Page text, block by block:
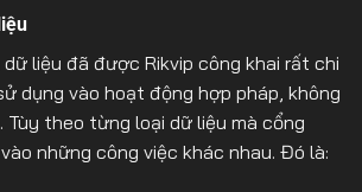
liệu đã được Rikvip công khai rất chi
dụng vào hoạt động hợp pháp, không
Tùy theo từng loại dữ liệu mà cổng
những công việc khác nhau. Đó là: